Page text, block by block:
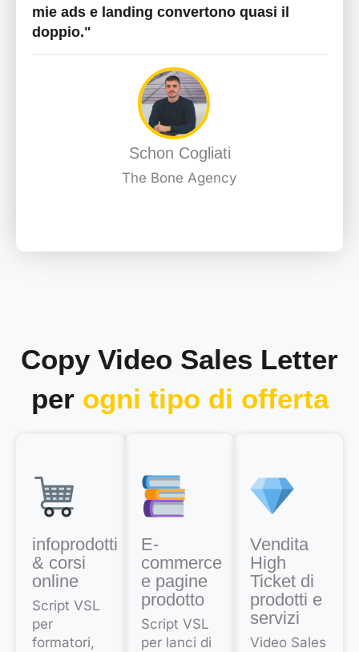
mie ads e landing convertono quasi il
doppio."
Schon Cogliati
The Bone Agency
Copy Video Sales Letter
per ogni tipo di offerta
infoprodotti
& corsi
online
Script VSL
per
formatori,
E-
commerce
e pagine
prodotto
Script VSL
per lanci di
Vendita
High
Ticket di
prodotti e
servizi
Video Sales